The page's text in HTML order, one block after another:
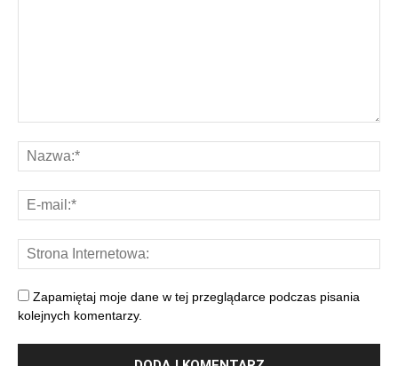
Zapamiętaj moje dane w tej przeglądarce podczas pisania
kolejnych komentarzy.